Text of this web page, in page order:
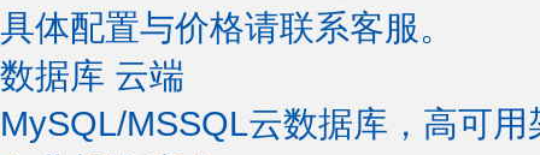
具体配置与价格请联系客服。
数据库 云端
MySQL/MSSQL云数据库，高可